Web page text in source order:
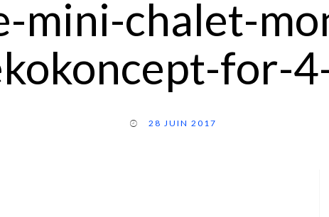
mini-chalet-
for-
28 JUIN 2017